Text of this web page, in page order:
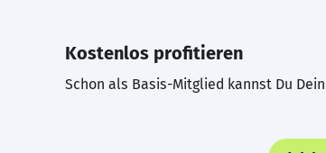
Kostenlos profitieren
Schon als Basis-Mitglied kannst Du